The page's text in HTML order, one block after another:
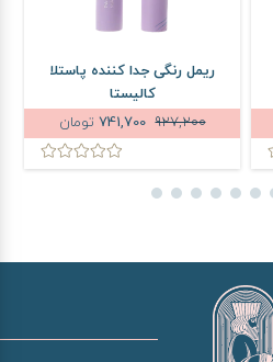
ریمل رنگی جدا کننده پاستلا
کالیستا
927,200
741,700 تومان